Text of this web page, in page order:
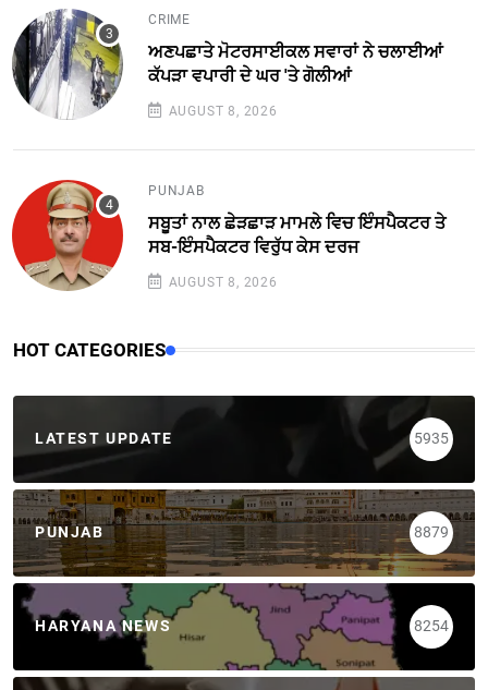
CRIME
ਅਣਪਛਾਤੇ ਮੋਟਰਸਾਈਕਲ ਸਵਾਰਾਂ ਨੇ ਚਲਾਈਆਂ
ਕੱਪੜਾ ਵਪਾਰੀ ਦੇ ਘਰ 'ਤੇ ਗੋਲੀਆਂ
AUGUST 8, 2026
PUNJAB
ਸਬੂਤਾਂ ਨਾਲ ਛੇੜਛਾੜ ਮਾਮਲੇ ਵਿਚ ਇੰਸਪੈਕਟਰ ਤੇ
ਸਬ-ਇੰਸਪੈਕਟਰ ਵਿਰੁੱਧ ਕੇਸ ਦਰਜ
AUGUST 8, 2026
HOT CATEGORIES
LATEST UPDATE 5935
PUNJAB 8879
HARYANA NEWS 8254